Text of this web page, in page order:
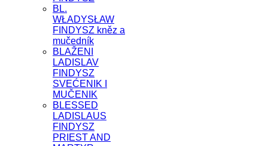
BL.
WŁADYSŁAW
FINDYSZ kněz a
mučedník
BLAŽENI
LADISLAV
FINDYSZ
SVEĆENIK I
MUČENIK
BLESSED
LADISLAUS
FINDYSZ
PRIEST AND